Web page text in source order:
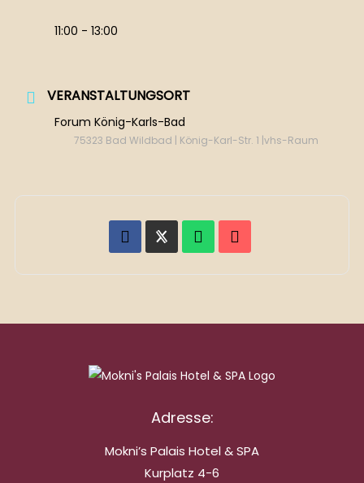
11:00 - 13:00
VERANSTALTUNGSORT
Forum König-Karls-Bad
75323 Bad Wildbad | König-Karl-Str. 1 |vhs-Raum
Adresse:
Mokni’s Palais Hotel & SPA
Kurplatz 4-6